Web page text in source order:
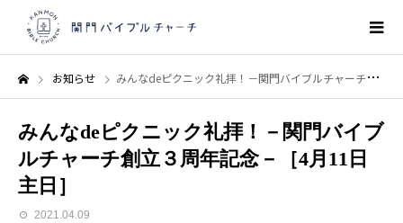
お知らせ みんなdeピクニック礼拝！－関門バイブルチャーチ創立３周年記念－［4月11日 主日］
みんなdeピクニック礼拝！－関門バイブ
ルチャーチ創立３周年記念－［4月11日
主日］
2021.04.09